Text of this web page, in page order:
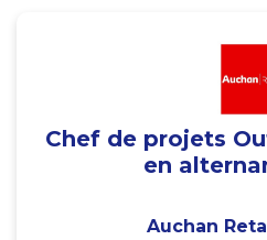
Chef de projets
en
Auchan